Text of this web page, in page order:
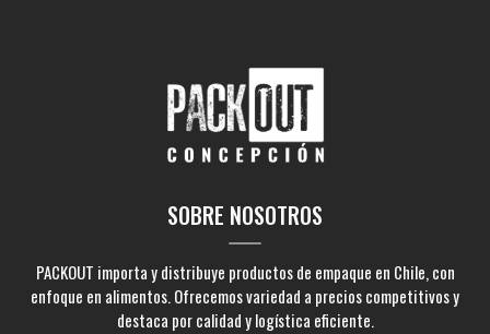
SOBRE NOSOTROS
PACKOUT importa y distribuye productos de empaque en Chile, con
enfoque en alimentos. Ofrecemos variedad a precios competitivos y
destaca por calidad y logística eficiente.